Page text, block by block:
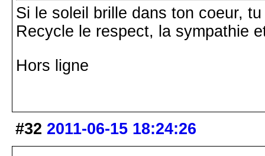
Si le soleil brille dans ton coeur,
Recycle le respect, la sympathie
Hors ligne
#32 2011-06-15 18:24:26